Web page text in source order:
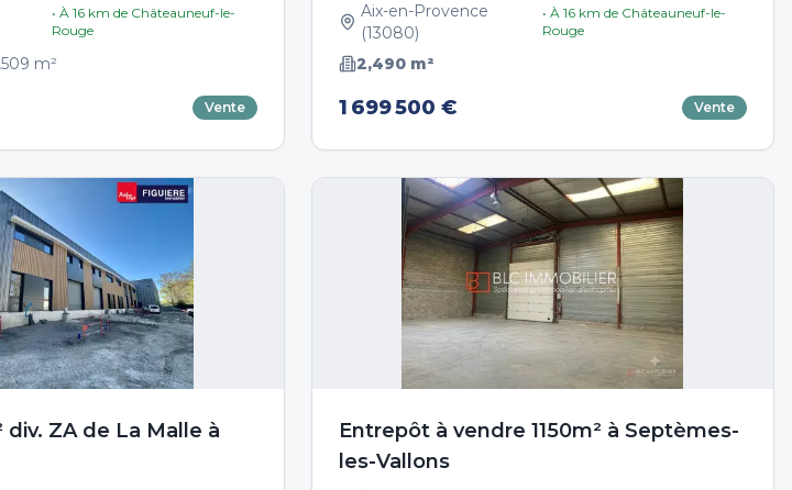
• À16 km de Châteauneuf-le-
Rouge
m²
Vente
Aix-en-Provence
(13080)
• À 16km de Châteauneuf-le-
Rouge
2,490m²
1 699 500 € Vente
div. ZA de La Malle à
Entrepôt à vendre 1150m² à Septèmes-
les-Vallons